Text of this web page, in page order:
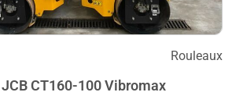
Rouleaux
CT160-100 Vibromax